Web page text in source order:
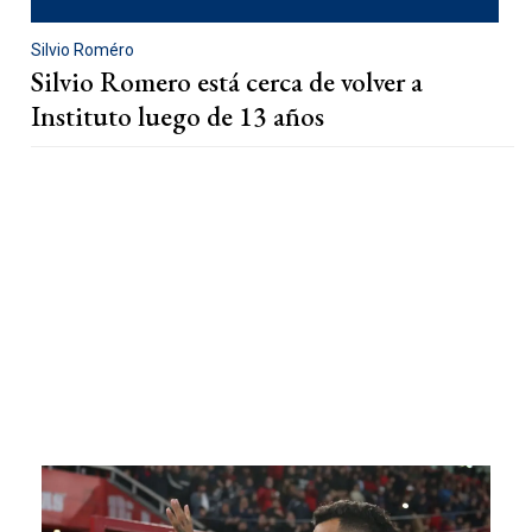
Silvio Roméro
Silvio Romero está cerca de volver a
Instituto luego de 13 años